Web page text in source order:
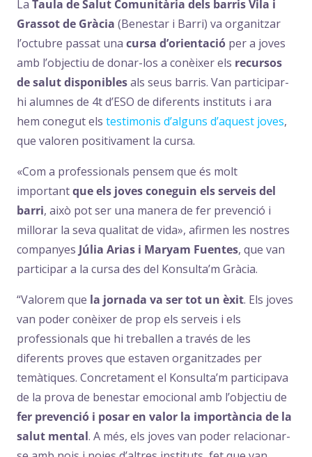
La Taula de Salut Comunitària dels barris Vila i
Grassot de Gràcia (Benestar i Barri) va organitzar
l’octubre passat una cursa d’orientació per a joves
amb l’objectiu de donar-los a conèixer els recursos
de salut disponiblesals seus barris. Van participar-
hi alumnes de 4t d’ESO de diferents instituts i ara
hem conegut els testimonis d’alguns d’aquest joves,
que valoren positivament la cursa.
«Com a professionals pensem que és molt
importantque els joves coneguin els serveis del
barri, això pot ser una manera de fer prevenció i
millorar la seva qualitat de vida», afirmen les nostres
companyes Júlia Arias i Maryam Fuentes, que van
participar a la cursa des del Konsulta’m Gràcia.
“Valorem que la jornada va ser tot un èxit. Els joves
van poder conèixer de prop els serveis i els
professionals que hi treballen a través de les
diferents proves que estaven organitzades per
temàtiques. Concretament el Konsulta’m participava
de la prova de benestar emocional amb l’objectiu de
fer prevenció i posar en valor la importància de la
salut mental. A més, els joves van poder relacionar-